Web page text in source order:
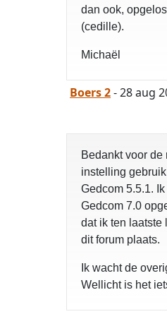
dan ook,
(cedille).
Michaël
Boers 2- 28 aug
Bedankt voor
instelling
Gedcom 5.5.1.
Gedcom 7.0
dat ik ten laatste
dit forum plaats.
Ik wacht de
Wellicht is het